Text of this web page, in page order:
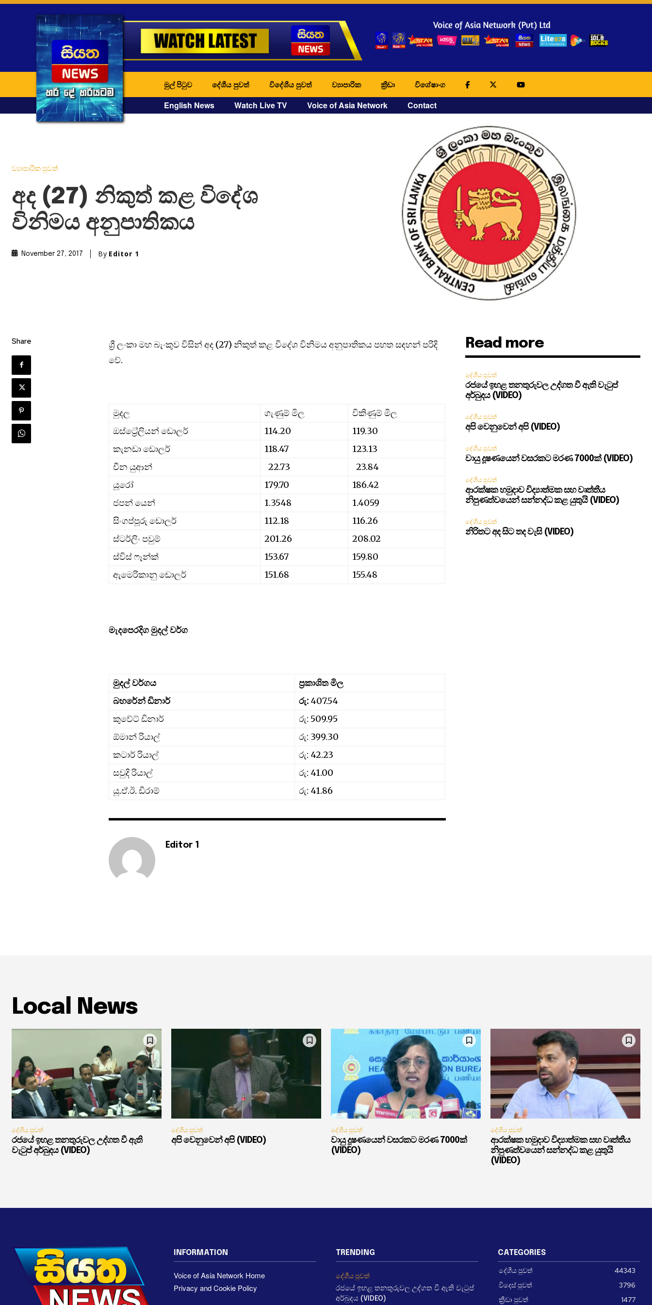
මුල් පිටුව දේශීය පුවත් විදේශීය පුවත් ව්‍යාපාරික ක්‍රීඩා විශේෂාංග
English News Watch Live TV Voice of Asia Network Contact
ව්‍යාපාරික පුවත්
අද (27) නිකුත් කළ විදේශ
විනිමය අනුපාතිකය
November 27, 2017 By Editor 1
Share
ශ්‍රී ලංකා මහ බැංකුව විසින් අද (27) නිකුත් කළ විදේශ විනිමය අනුපාතිකය පහත සඳහන් පරිදි
වේ.
මුදල ගැණුම් මිල
විකිණුම් මිල
ඔස්ට්‍රේලියන් ඩොලර්
114.20
119.30
කැනඩා ඩොලර්
118.47
123.13
චීන යුආන්
22.73
23.84
යූරෝ
179.70
186.42
ජපන් යෙන්
1.3548
1.4059
සිංගප්පූරු ඩොලර්
112.18
116.26
ස්ටර්ලිං පවුම්
201.26
208.02
ස්විස් ෆෑන්ක්
153.67
159.80
ඇමෙරිකානු ඩොලර්
151.68 155.48
මැදපෙරදිග මුදල් වර්ග
මුදල් වර්ගය
ප්‍රකාශිත මිල
බහරේන් ඩිනාර්
රු: 407.54
කුවේට් ඩිනාර්
රු: 509.95
ඕමාන් රියාල්
රු: 399.30
කටාර් රියාල්
රු: 42.23
සවුදි රියාල්
රු: 41.00
යූ.ඒ.ඊ. ඩිරාම්
රු: 41.86
Editor 1
Read more
දේශීය පුවත්
රජයේ ඉහළ තනතුරුවල උද්ගත වී ඇති වැටුප්
අර්බුදය (VIDEO)
දේශීය පුවත්
අපි වෙනුවෙන් අපි (VIDEO)
දේශීය පුවත්
වායු දූෂණයෙන් වසරකට මරණ 7000ක් (VIDEO)
දේශීය පුවත්
ආරක්ෂක හමුදාව විද්‍යාත්මක සහ වෘත්තීය
නිපුණත්වයෙන් සන්නද්ධ කළ යුතුයි (VIDEO)
දේශීය පුවත්
නිරිතට අද සිට තද වැසි (VIDEO)
Local News
දේශීය පුවත්
රජයේ ඉහළ තනතුරුවල උද්ගත වී ඇති
වැටුප් අර්බුදය (VIDEO)
දේශීය පුවත්
අපි වෙනුවෙන් අපි (VIDEO)
දේශීය පුවත්
වායු දූෂණයෙන් වසරකට මරණ 7000ක්
(VIDEO)
දේශීය පුවත්
ආරක්ෂක හමුදාව විද්‍යාත්මක සහ වෘත්තීය
නිපුණත්වයෙන් සන්නද්ධ කළ යුතුයි
(VIDEO)
INFORMATION
Voice of Asia Network Home
Privacy and Cookie Policy
TRENDING
දේශීය පුවත්
රජයේ ඉහළ තනතුරුවල උද්ගත වී ඇති වැටුප්
අර්බුදය (VIDEO)
CATEGORIES
දේශීය පුවත්
44343
විදෙස් පුවත්
3796
ක්‍රීඩා පුවත්
1477